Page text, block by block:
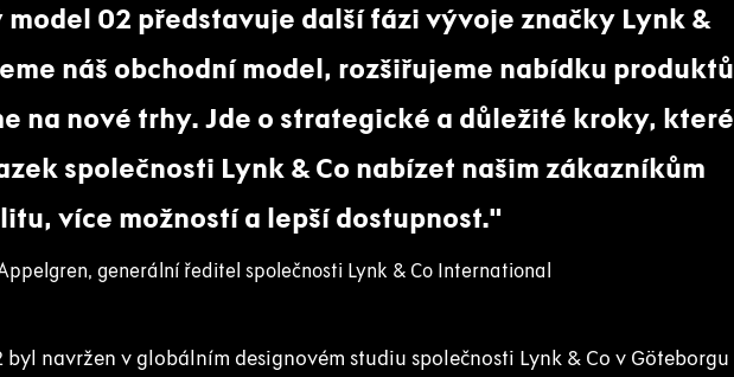
model 02 představuje další fázi vývoje značky Lynk &
náš obchodní model, rozšiřujeme nabídku produktů
na nové trhy. Jde o strategické a důležité kroky, které
společnosti Lynk & Co nabízet našim zákazníkům
více možností a lepší dostupnost.
generální ředitel společnosti Lynk & Co International
navržen v globálním designovém studiu společnosti Lynk & Co v Göteborgu